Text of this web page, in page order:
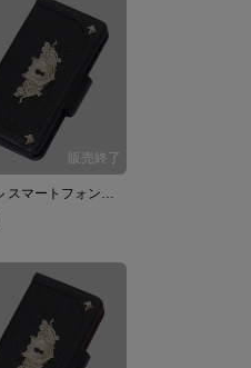
福本モデル スマートフォンケース iPhone6/6s/7/8対応 ジョーカー・ゲーム